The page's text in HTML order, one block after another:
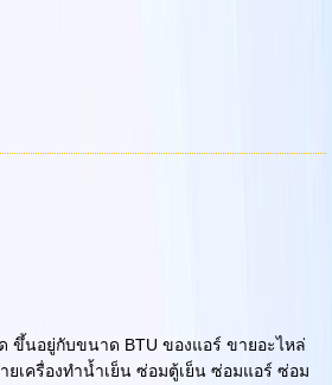
ขึ้นอยู่กับขนาด BTU ของแอร์ ขายอะไหล่
เครื่องทำน้ำเย็น ซ่อมตู้เย็น ซ่อมแอร์ ซ่อม